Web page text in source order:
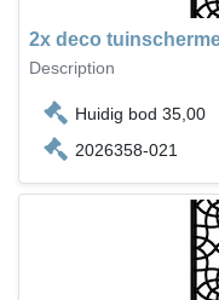
2x deco
Description
Huidig bod 35,00
2026358-021